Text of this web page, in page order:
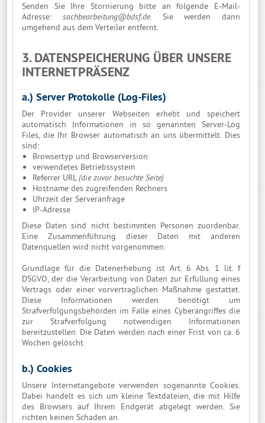
Senden Sie Ihre Stornierung bitte an folgende E-Mail-
Adresse: sachbearbeitung@bdsf.de. Sie werden dann
umgehend aus dem Verteiler entfernt.
3. DATENSPEICHERUNG ÜBER UNSERE
INTERNETPRÄSENZ
a.) Server Protokolle (Log-Files)
Der Provider unserer Webseiten erhebt und speichert
automatisch Informationen in so genannten Server-Log
Files, die Ihr Browser automatisch an uns übermittelt. Dies
sind:
Browsertyp und Browserversion
verwendetes Betriebssystem
Referrer URL(die zuvor besuchte Seite)
Hostname des zugreifenden Rechners
Uhrzeit der Serveranfrage
IP-Adresse
Diese Daten sind nicht bestimmten Personen zuordenbar.
Eine Zusammenführung dieser Daten mit anderen
Datenquellen wird nicht vorgenommen.
Grundlage für die Datenerhebung ist Art. 6 Abs. 1 lit. f
DSGVO, der die Verarbeitung von Daten zur Erfüllung eines
Vertrags oder einer vorvertraglichen Maßnahme gestattet.
Diese Informationen werden benötigt um
Strafverfolgungsbehörden im Falle eines Cyberangriffes die
zur Strafverfolgung notwendigen Informationen
bereitzustellen. Die Daten werden nach einer Frist von ca. 6
Wochen gelöscht.
b.) Cookies
Unsere Internetangebote verwenden sogenannte Cookies.
Dabei handelt es sich um kleine Textdateien, die mit Hilfe
des Browsers auf Ihrem Endgerät abgelegt werden. Sie
richten keinen Schaden an.